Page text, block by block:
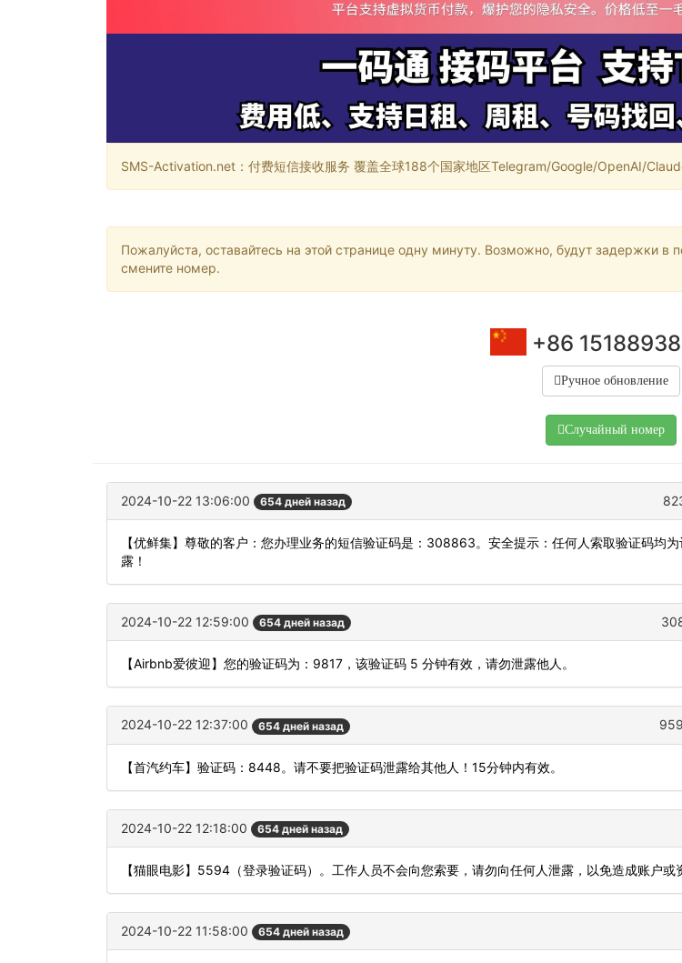
SMS-Activation.net：付费短信接收服务 覆盖全球188个国家地区Telegram/Google/OpenAI/
Пожалуйста, оставайтесь на этой странице одну минуту. Возможно, будут задержки
смените номер.
+86
Ручное обновление
Случайный номер
2024-10-22 13:06:00 654 дней назад
【优鲜集】尊敬的客户：您办理业务的短信验证码是：308863。安全提示：任何人索取验证码均
露！
2024-10-22 12:59:00 654 дней назад
【Airbnb爱彼迎】您的验证码为：9817，该验证码 5 分钟有效，请勿泄露他人。
2024-10-22 12:37:00 654 дней назад
【首汽约车】验证码：8448。请不要把验证码泄露给其他人！15分钟内有效。
2024-10-22 12:18:00 654 дней назад
【猫眼电影】5594（登录验证码）。工作人员不会向您索要，请勿向任何人泄露，以免造成账户或
2024-10-22 11:58:00 654 дней назад